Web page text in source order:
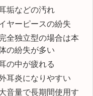
垢などの汚れ
ヤーピースの紛失
全独立型の場合は本
の紛失が多い
の中が疲れる
耳炎になりやすい
音量で長期間使用す